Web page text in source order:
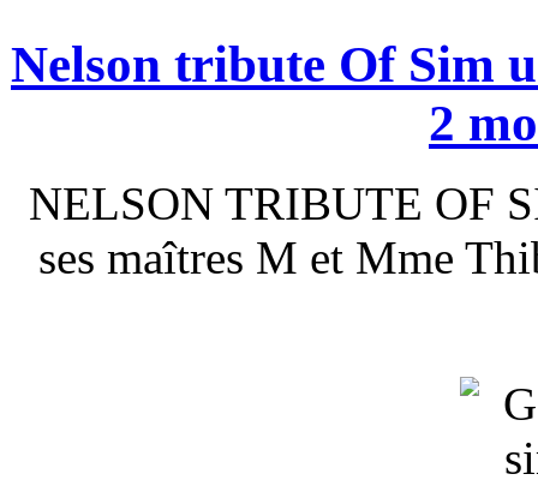
Nelson tribute Of Sim
2
NELSON TRIBUTE OF
ses maîtres M et Mme